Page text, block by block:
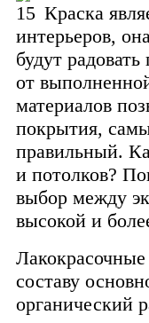
Краска
интерьеров,
будут
от
материалов
покрытия,
правильный.
и потолков?
выбор между
высокой и
составу
органический